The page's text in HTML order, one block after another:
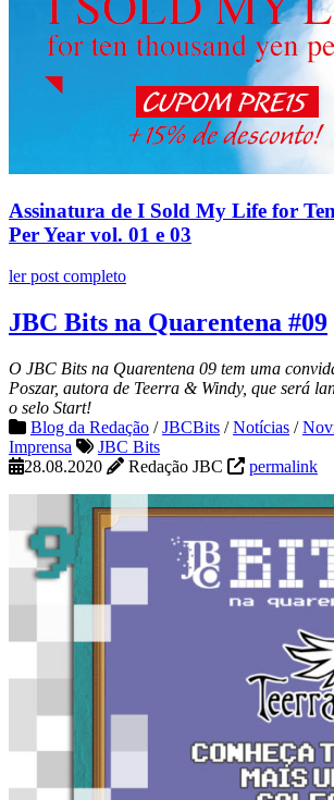
Assinatura de I Sold My Life for
Per Year vol. 01 e 03
ler post completo
JBC Bits na Quarentena #09
O JBC Bits na Quarentena 09 tem uma
Poszar, autora de Teerra & Windy, que será
o selo Start!
Blog da Redação /JBCBits /Notícias /
Imprensa
JBC Bits
28.08.2020
Redação JBC permalink